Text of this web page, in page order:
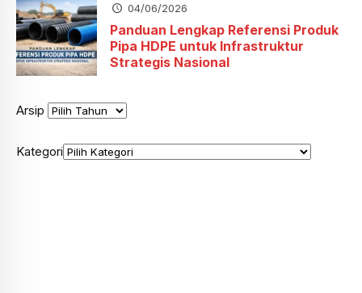
04/06/2026
Panduan Lengkap Referensi Produk
Pipa HDPE untuk Infrastruktur
Strategis Nasional
Arsip
Kategori